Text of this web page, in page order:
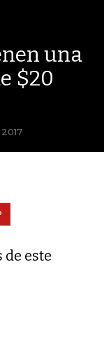
una
$20
este